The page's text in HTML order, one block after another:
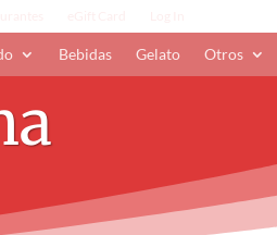
Bebidas Gelato Otros